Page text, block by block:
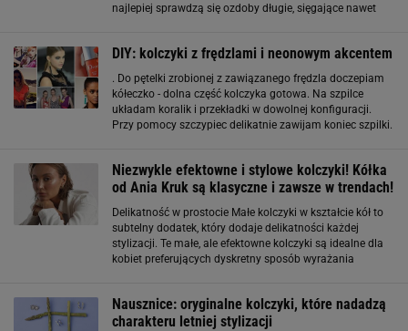
najlepiej sprawdzą się ozdoby długie, sięgające nawet
DIY: kolczyki z frędzlami i neonowym akcentem
. Do pętelki zrobionej z zawiązanego frędzla doczepiam
kółeczko - dolna część kolczyka gotowa. Na szpilce
układam koralik i przekładki w dowolnej konfiguracji.
Przy pomocy szczypiec delikatnie zawijam koniec szpilki.
Niezwykle efektowne i stylowe kolczyki! Kółka
od Ania Kruk są klasyczne i zawsze w trendach!
Delikatność w prostocie Małe kolczyki w kształcie kół to
subtelny dodatek, który dodaje delikatności każdej
stylizacji. Te małe, ale efektowne kolczyki są idealne dla
kobiet preferujących dyskretny sposób wyrażania
Nausznice: oryginalne kolczyki, które nadadzą
charakteru letniej stylizacji